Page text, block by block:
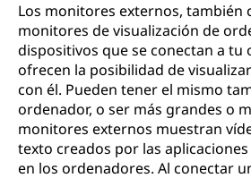
Los monitores externos, también
monitores de visualización de
dispositivos que se conectan a tu
ofrecen la posibilidad de
con él. Pueden tener el mismo
ordenador, o ser más grandes o
monitores externos muestran
texto creados por las
en los ordenadores. Al conectar